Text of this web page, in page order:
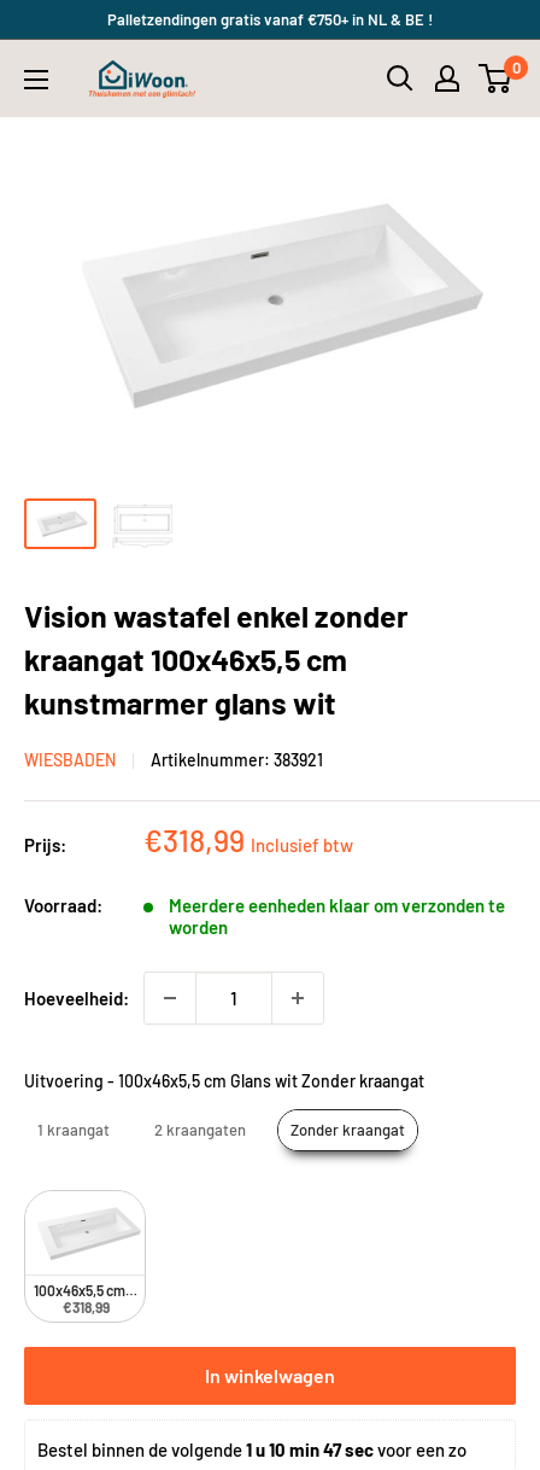
content
Palletzendingen gratis vanaf €750+ in NL & BE !
iWoon.nl 0
Vision wastafel enkel zonder
kraangat 100x46x5,5 cm
kunstmarmer glans wit
WIESBADEN Artikelnummer: 383921
Prijs: Kortingsprijs
€318,99 Inclusief btw
Voorraad:
Meerdere eenheden klaar om verzonden te
worden
Hoeveelheid:
Uitvoering - 100x46x5,5 cm Glans wit Zonder kraangat
1 kraangat 2 kraangaten Zonder kraangat
100x46x5,5 cm Glans wit Zonder kraangat
€318,99
In winkelwagen
Bestel binnen de volgende 1 u 10 min 46 sec voor een zo